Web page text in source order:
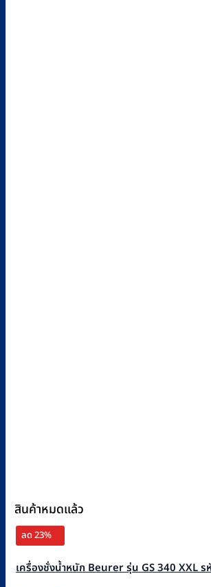
สินค้าหมดแล้ว
ลด 23%
เครื่องชั่งน้ำหนัก Beurer รุ่น GS 340 XXL ร